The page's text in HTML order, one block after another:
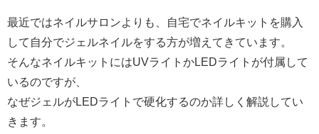
最近ではネイルサロンよりも、自宅でネイルキットを購入
して自分でジェルネイルをする方が増えてきています。
そんなネイルキットにはUVライトかLEDライトが付属して
いるのですが、
なぜジェルがLEDライトで硬化するのか詳しく解説してい
きます。